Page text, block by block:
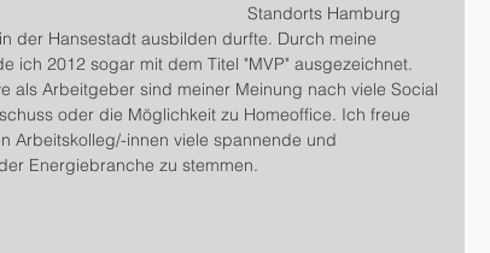
Standorts Hamburg
der Hansestadt ausbilden durfte. Durch meine
ich 2012 sogar mit dem Titel "MVP" ausgezeichnet.
als Arbeitgeber sind meiner Meinung nach viele Social
oder die Möglichkeit zu Homeoffice. Ich freue
Arbeitskolleg/-innen viele spannende und
Energiebranche zu stemmen.